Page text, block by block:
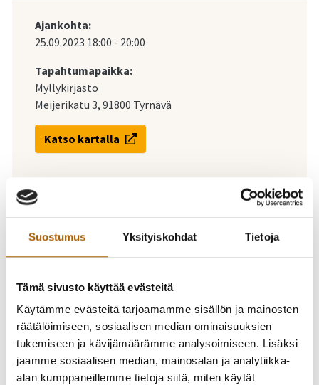
Suostumus Yksityiskohdat Tietoja
Tämä sivusto käyttää evästeitä
Käytämme evästeitä tarjoamamme sisällön ja mainosten
räätälöimiseen, sosiaalisen median ominaisuuksien
tukemiseen ja kävijämäärämme analysoimiseen. Lisäksi
jaamme sosiaalisen median, mainosalan ja analytiikka-
alan kumppaneillemme tietoja siitä, miten käytät
Ajankohta:
25.09.2023 18:00 - 20:00
Tapahtumapaikka:
Myllykirjasto
Meijerikatu 3, 91800 Tyrnävä
Katso kartalla
Villen luku- ja